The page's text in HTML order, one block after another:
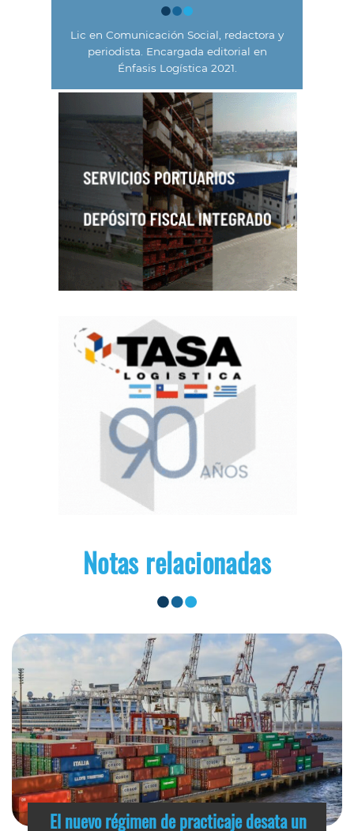
Lic en Comunicación Social, redactora y
periodista. Encargada editorial en
Énfasis Logística 2021.
Notas relacionadas
El nuevo régimen de practicaje desata un